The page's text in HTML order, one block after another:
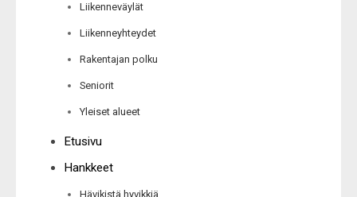
Liikenneväylät
Liikenneyhteydet
Rakentajan polku
Seniorit
Yleiset alueet
Etusivu
Hankkeet
Hävikistä hyvikkiä